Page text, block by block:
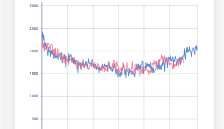
500
1 000
1 500
2 000
2 500
3 000